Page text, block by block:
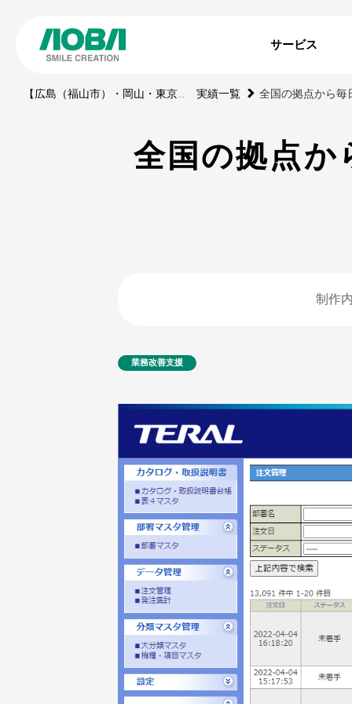
サービス
【広島（福山市）・岡山・東京】印刷・WEBサイト・動画・展示ブース・ノベルティの制作会社 実績一覧
全国の拠点か
制作
業務改善支援